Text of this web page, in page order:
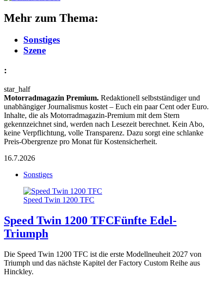
Mehr zum Thema:
Sonstiges
Szene
:
star_half
Motorradmagazin Premium. Redaktionell selbstständiger und
unabhängiger Journalismus kostet – Euch ein paar Cent oder Euro.
Inhalte, die als Motorradmagazin-Premium mit dem Stern
gekennzeichnet sind, werden nach Lesezeit berechnet. Kein Abo,
keine Verpflichtung, volle Transparenz. Dazu sorgt eine schlanke
Preis-Obergrenze pro Monat für Kostensicherheit.
16.7.2026
Sonstiges
Speed Twin 1200 TFC
Speed Twin 1200 TFCFünfte Edel-
Triumph
Die Speed Twin 1200 TFC ist die erste Modellneuheit 2027 von
Triumph und das nächste Kapitel der Factory Custom Reihe aus
Hinckley.